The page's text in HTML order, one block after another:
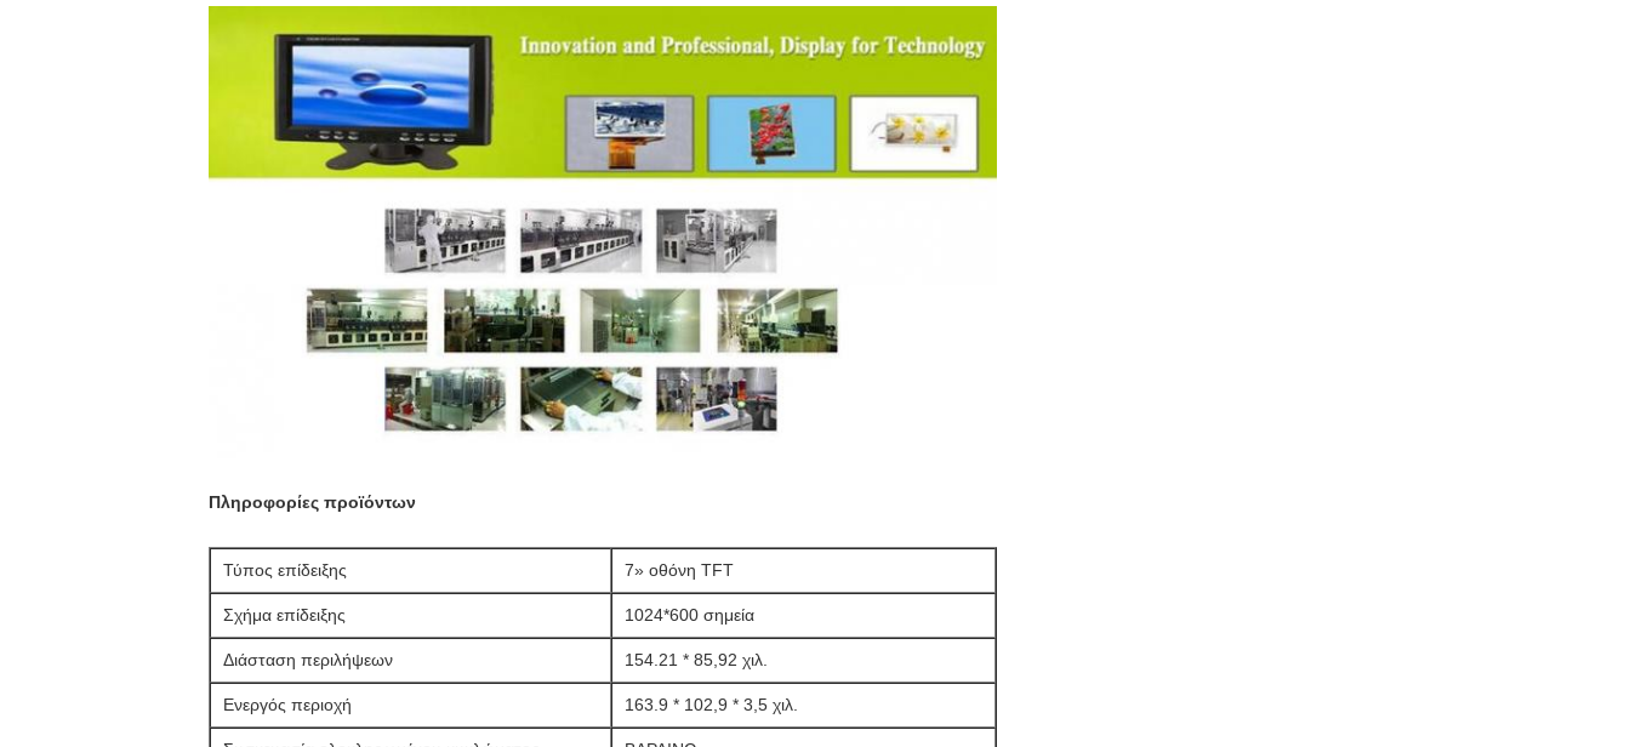
Πληροφορίες προϊόντων
Τύπος επίδειξης 7» οθόνη TFT
Σχήμα επίδειξης 1024*600 σημεία
Διάσταση περιλήψεων 154.21 * 85,92 χιλ.
Ενεργός περιοχή 163.9 * 102,9 * 3,5 χιλ.